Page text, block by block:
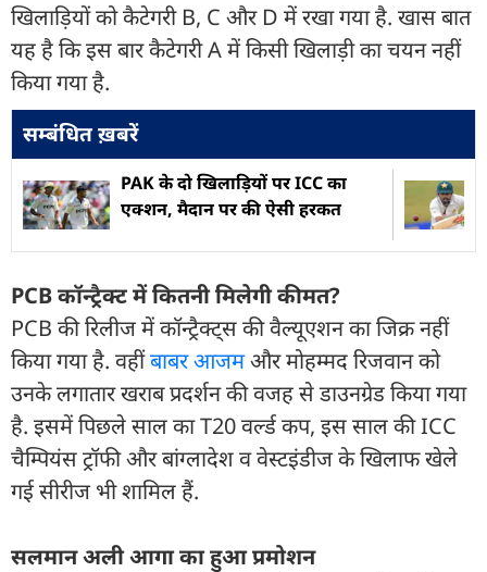
खिलाड़ियों को कैटेगरी B, C और D में रखा गया है. खास बात
यह है कि इस बार कैटेगरी A में किसी खिलाड़ी का चयन नहीं
किया गया है.
सम्बंधित ख़बरें
PAK के दो खिलाड़ियों पर ICC का
एक्शन, मैदान पर की ऐसी हरकत
PCB कॉन्ट्रैक्ट में क‍ितनी म‍िलेगी कीमत?
PCB की रिलीज में कॉन्ट्रैक्ट्स की वैल्यूएशन का जिक्र नहीं
किया गया है. वहींबाबर आजमऔर मोहम्मद रिजवान को
उनके लगातार खराब प्रदर्शन की वजह से डाउनग्रेड किया गया
है. इसमें पिछले साल का T20 वर्ल्ड कप, इस साल की ICC
चैम्प‍ियंस ट्रॉफी और बांग्लादेश व वेस्टइंडीज के खिलाफ खेले
गई सीरीज भी शामिल हैं.
सलमान अली आगा का हुआ प्रमोशन